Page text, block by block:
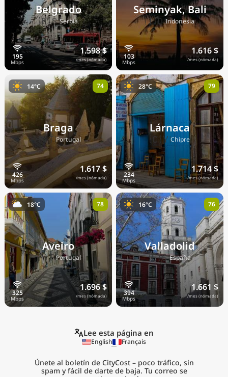
Belgrado
🇷🇸Serbia
1.598 $
/mes (nómada)
Seminyak, Bali
🇮🇩Indonesia
1.616 $
/mes (nómada)
Braga
🇵🇹Portugal
1.617 $
/mes (nómada)
14°C 74
Lárnaca
🇨🇾Chipre
1.714 $
/mes (nómada)
28°C 79
Aveiro
🇵🇹Portugal
1.696 $
/mes (nómada)
18°C 78
Valladolid
🇪🇸España
1.661 $
/mes (nómada)
16°C 76
Lee esta página en
English Français
Únete al boletín de CityCost – poco tráfico, sin
spam y fácil de darte de baja. Tu correo se